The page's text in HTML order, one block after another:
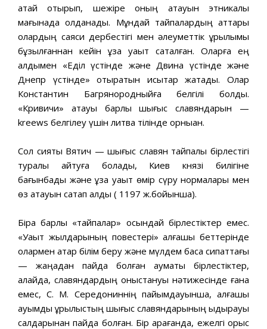
атай отырып, шежіре оның атауын этникалық
мағынада қолданады. Мұндай тайпалардың аттары
олардың саяси дербестігі мен әлеуметтік құрылымы
бұзылғаннан кейін ұзақ уақыт сақталған. Оларға ең
алдымен «Еділ үстінде және Двина үстінде және
Днепр үстінде» отыратын қисықтар жатады. Олар
Константин Багрянородныйға белгілі болды.
«Кривичи» атауы барлық шығыс славяндарын —
kreews белгілеу үшін литва тілінде орныққан.
Сол сияқты Вятич — шығыс славян тайпалық бірлестігі
туралы айтуға болады, Киев князі билігіне
бағынбады және ұзақ уақыт өмір сүру нормалары мен
өз атауын сақтап қалды ( 1197 ж.бойынша).
Бірақ барлық «тайпалар» осындай бірлестіктер емес.
«Уақыт жылдарының повестері» алғашқы беттерінде
олармен қатар білім беру және мүлдем басқа сипаттағы
— жаңадан пайда болған аумақтық бірлестіктер,
алайда, славяндардың қоныстануы нәтижесінде ғана
емес, С. М. Середониннің пайымдауынша, алғашқы
қауымдық құрылыстың шығыс славяндарының ыдырауы
салдарынан пайда болған. Бір қарағанда, ежелгі орыс